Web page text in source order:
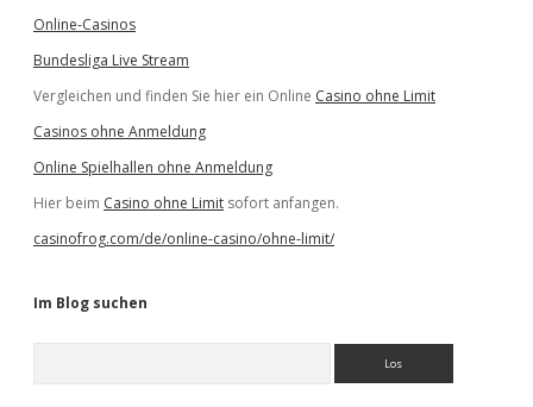
Online-Casinos
Bundesliga Live Stream
Vergleichen und finden Sie hier ein Online Casino ohne Limit
Casinos ohne Anmeldung
Online Spielhallen ohne Anmeldung
Hier beim Casino ohne Limit sofort anfangen.
casinofrog.com/de/online-casino/ohne-limit/
Im Blog suchen